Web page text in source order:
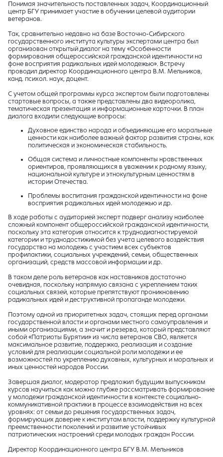
Понимая значительность поставленных задач, Координационный
центр БГУ принимает участие в обучении целевой аудитории
ветеранов.
Так, сравнительно недавно на базе Восточно-Сибирского
государственного института культуры экспертами центра был
организован открытый диалог на тему «Особенности
формирования общероссийской гражданской идентичности на
фоне восприятия радикальных идей молодежью». Встречу
проводил директор Координационного центра В.М. Мельников,
канд. психол. наук, доцент.
С учетом общей программы курса экспертом были подготовлены
стартовые вопросы, а также представлены два видеоролика,
тематическая презентация и информационные карточки. В план
диалога входили следующие вопросы:
Духовное единство народа и объединяющие его моральные
ценности как наиболее важный фактор развития страны, как
политическая и экономическая стабильность.
Общая система и личностные компоненты нравственных
ориентиров, проявляющихся в уважении к родному языку,
национальной культуре и этнокультурным ценностям в
истории Отечества.
Проблемы воспитания гражданской идентичности на фоне
восприятия радикальных идей молодежью и др.
В ходе работы с аудиторией эксперт подверг анализу наиболее
сложный компонент общероссийской гражданской идентичности,
поскольку эта категория относится к труднодиагностируемой
категории и труднодостижимой без учета целевого воздействия
государства на молодежь с участием всех субъектов
профилактики, социальных учреждений, семьи, общественных
организаций, средств массовой информации и др.
В таком деле роль ветеранов как наставников достаточно
очевидная, поскольку напрямую связана с укреплением таких
социальных связей, которые препятствуют проникновению
радикальных идей и деструктивной пропаганде молодежи.
Поэтому одной из приоритетных задач, стоящих перед органами
государственной власти и органами местного самоуправления и
иными организациями, а значит и резерва, который представляют
собой «Патриоты Бурятии» из числа ветеранов СВО, является
максимальное развитие, поддержка, реализация и создание
условий для реализации социальной роли молодежи и ее
возможностей по укреплению духовных, культурных и моральных и
иных ценностей народов России.
Завершая диалог, модератор предложил будущим выпускникам
курсов научиться как можно глубже рассматривать формирование
у молодежи гражданской идентичности в контексте социально-
коммуникативной практики в процессе взаимодействия на всех
уровнях: от семьи до решения государственных задач,
формирующих доверие к институтам власти, поддержку культурной
преемственности поколений и развитие устойчивых
патриотических настроений среди молодых граждан России.
Директор Координационного центра БГУ В.М. Мельников